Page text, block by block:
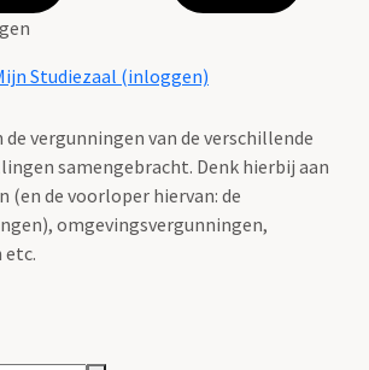
Studiezaal (inloggen)
de vergunningen van de verschillende
samengebracht. Denk hierbij aan
(en de voorloper hiervan: de
omgevingsvergunningen,
etc.